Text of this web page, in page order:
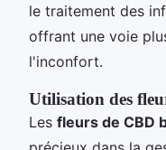
le traitement des
offrant une voie
l'inconfort.
Utilisation des
Les fleurs de CBD